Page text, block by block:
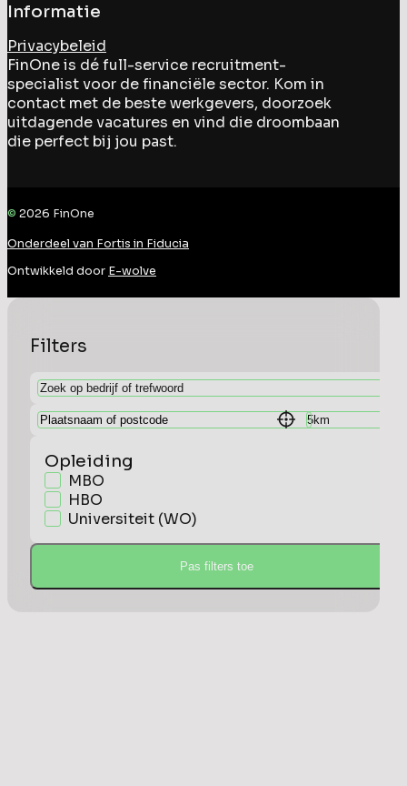
Informatie
Privacybeleid
FinOne is dé full-service recruitment-
specialist voor de financiële sector. Kom in
contact met de beste werkgevers, doorzoek
uitdagende vacatures en vind die droombaan
die perfect bij jou past.
© 2026 FinOne
Onderdeel van Fortis in Fiducia
Ontwikkeld door E-wolve
Filters
Opleiding
MBO
HBO
Universiteit (WO)
Pas filters toe